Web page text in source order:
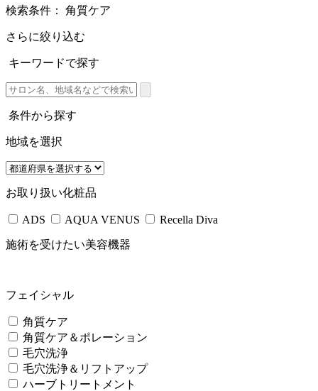
検索条件： 角質ケア
さらに絞り込む
キーワードで探す
条件から探す
地域を選択
お取り扱い化粧品
ADS AQUA VENUS Recella Diva
施術を受けたい美容機器
フェイシャル
角質ケア
角質ケア＆ポレーション
毛穴洗浄
毛穴洗浄＆リフトアップ
ハーブトリートメント